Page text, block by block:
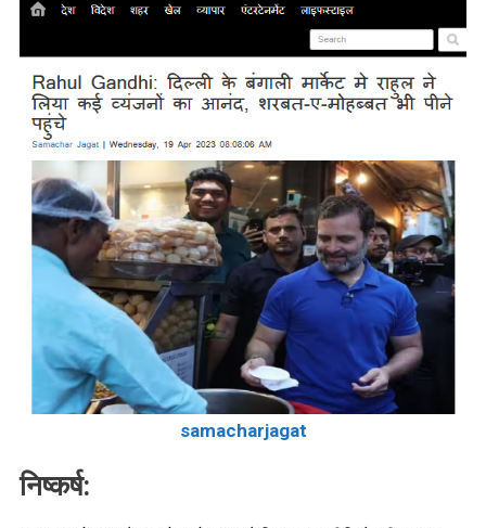
samacharjagat
निष्कर्ष: